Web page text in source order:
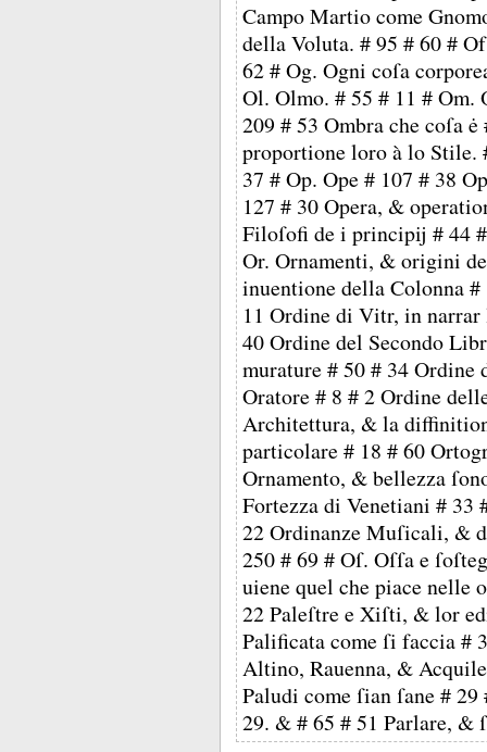
Campo Martio come
della Voluta. # 95 # 60 #
62 # Og. Ogni coſa
Ol. Olmo. # 55 # 11 #
209 # 53 Ombra che coſa
proportione loro à lo Stile.
37 # Op. Ope # 107 # 38
127 # 30 Opera, &
Filoſofi de i principij # 44
Or. Ornamenti, & origini
inuentione della Colonna
11 Ordine di Vitr, in narrar
40 Ordine del Secondo
murature # 50 # 34 Ordine
Oratore # 8 # 2 Ordine
Architettura, & la
particolare # 18 # 60
Ornamento, & bellezza
Fortezza di Venetiani #
22 Ordinanze Muſicali, &
250 # 69 # Oſ. Oſſa e
uiene quel che piace nelle
22 Paleſtre e Xiſti, & lor
Palificata come ſi faccia #
Altino, Rauenna, &
Paludi come ſian ſane #
29. & # 65 # 51 Parlare, &